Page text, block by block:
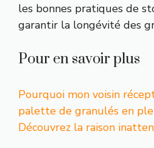
les bonnes pratiques de
garantir la longévité des
Pour en savoir plus
Pourquoi mon voisin
palette de granulés en
Découvrez la raison